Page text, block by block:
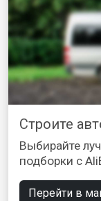
Строите
Выбирайте
подборки с
Перейти в